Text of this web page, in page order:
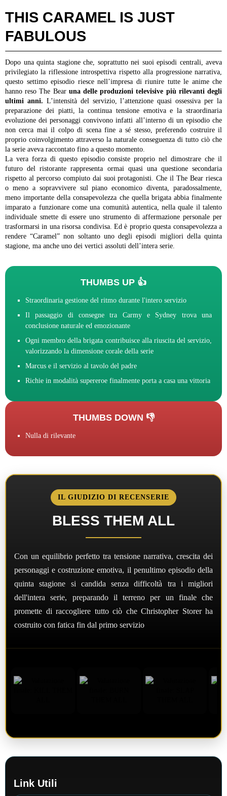
THIS CARAMEL IS JUST
FABULOUS
Dopo una quinta stagione che, soprattutto nei suoi episodi centrali, aveva
privilegiato la riflessione introspettiva rispetto alla progressione narrativa,
questo settimo episodio riesce nell’impresa di riunire tutte le anime che
hanno reso The Bear una delle produzioni televisive più rilevanti degli
ultimi anni. L’intensità del servizio, l’attenzione quasi ossessiva per la
preparazione dei piatti, la continua tensione emotiva e la straordinaria
evoluzione dei personaggi convivono infatti all’interno di un episodio che
non cerca mai il colpo di scena fine a sé stesso, preferendo costruire il
proprio coinvolgimento attraverso la naturale conseguenza di tutto ciò che
la serie aveva raccontato fino a questo momento.
La vera forza di questo episodio consiste proprio nel dimostrare che il
futuro del ristorante rappresenta ormai quasi una questione secondaria
rispetto al percorso compiuto dai suoi protagonisti. Che il The Bear riesca
o meno a sopravvivere sul piano economico diventa, paradossalmente,
meno importante della consapevolezza che quella brigata abbia finalmente
imparato a funzionare come una comunità autentica, nella quale il talento
individuale smette di essere uno strumento di affermazione personale per
trasformarsi in una risorsa condivisa. Ed è proprio questa consapevolezza a
rendere “Caramel” non soltanto uno degli episodi migliori della quinta
stagione, ma anche uno dei vertici assoluti dell’intera serie.
THUMBS UP 👍
Straordinaria gestione del ritmo durante l'intero servizio
Il passaggio di consegne tra Carmy e Sydney trova una
conclusione naturale ed emozionante
Ogni membro della brigata contribuisce alla riuscita del servizio,
valorizzando la dimensione corale della serie
Marcus e il servizio al tavolo del padre
Richie in modalità supereroe finalmente porta a casa una vittoria
THUMBS DOWN 👎
Nulla di rilevante
IL GIUDIZIO DI RECENSERIE
BLESS THEM ALL
Con un equilibrio perfetto tra tensione narrativa, crescita dei
personaggi e costruzione emotiva, il penultimo episodio della
quinta stagione si candida senza difficoltà tra i migliori
dell'intera serie, preparando il terreno per un finale che
promette di raccogliere tutto ciò che Christopher Storer ha
costruito con fatica fin dal primo servizio
Link Utili